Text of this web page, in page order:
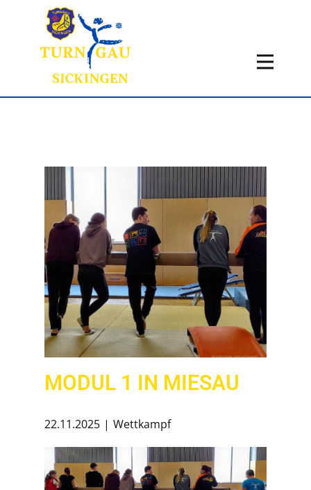
Home
Aktuelles
Historie
Kontakt
MODUL 1 IN MIESAU
22.11.2025 Wettkampf